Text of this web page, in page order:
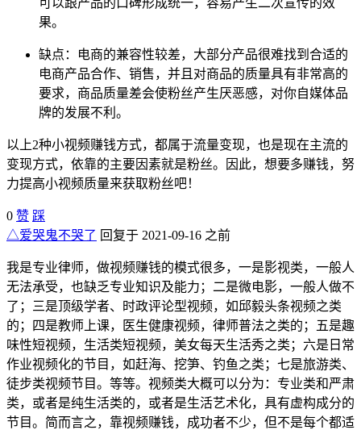
果。
缺点：电商的兼容性较差，大部分产品很难找到合适的
电商产品合作、销售，并且对商品的质量具有非常高的
要求，商品质量差会使粉丝产生厌恶感，对你自媒体品
牌的发展不利。
以上2种小视频赚钱方式，都属于流量变现，也是现在主流的
变现方式，依靠的主要因素就是粉丝。因此，想要多赚钱，努
力提高小视频质量来获取粉丝吧！
0 赞 踩
△爱哭鬼不哭了 回复于 2021-09-16 之前
我是专业律师，做视频赚钱的模式很多，一是影视类，一般人
无法承受，也缺乏专业知识及能力；二是微电影，一般人做不
了；三是顶级学者、时政评论型视频，如邱毅头条视频之类
的；四是教师上课，医生健康视频，律师普法之类的；五是趣
味性短视频，生活类短视频，美女每天生活秀之类；六是日常
作业视频化的节目，如赶海、挖笋、钓鱼之类；七是旅游类、
徒步类视频节目。等等。视频类大概可以分为：专业类和严肃
类，或者是纯生活类的，或者是生活艺术化，具有虚构成分的
节目。简而言之，靠视频赚钱，成功者不少，但不是每个都适